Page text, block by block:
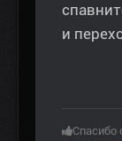
и
Спасибо